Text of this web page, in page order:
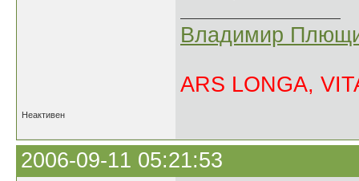
Владимир
ARS LONGA,
Неактивен
2006-09-11 05:21:53